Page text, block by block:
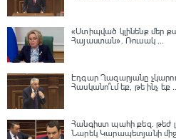
«Ստիպված կլինենք մեր
Հայաստան»․ Ռուսակ ...
Էդգար Ղազարյանը
Հասկանո՞ւմ եք, թե ինչ եք ...
Հանգիստ պահի քեզ. թեժ
Նարեկ Կարապետյանի միջ